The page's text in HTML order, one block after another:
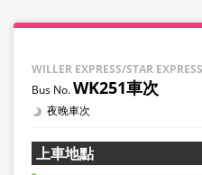
WILLER EXPRESS/STAR EXPRESS
WK251車次
夜晚車次
上車地點